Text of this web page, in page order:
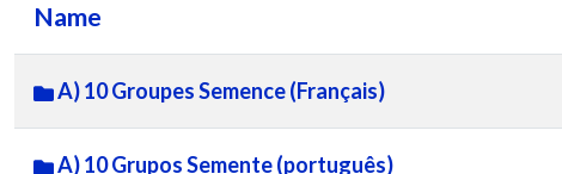
Name
A) 10 Groupes Semence (Français)
A) 10 Grupos Semente (português)